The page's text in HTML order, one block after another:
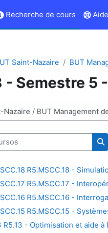
Recherche de cours
Aide
Saint-Nazaire BUT
- Semestre 5
R5.MSCC.18 -
R5.MSCC.17 -
R5.MSCC.16 -
R5.MSCC.15 -
R5.13 - Optimisation et aide à